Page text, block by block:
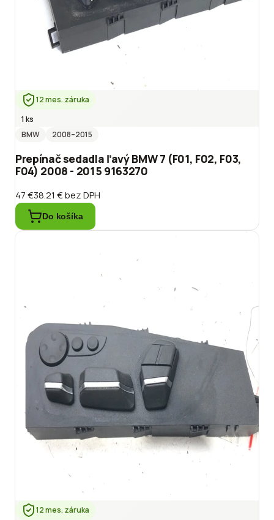
12 mes. záruka
1 ks
BMW
2008–2015
Prepínač sedadla ľavý BMW 7 (F01, F02, F03,
F04) 2008 - 2015 9163270
47 €38.21 €bez DPH
Do košíka
12 mes. záruka